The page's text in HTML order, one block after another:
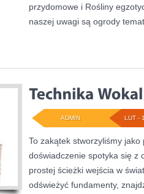
przydomowe i Rośliny
naszej uwagi są ogrody
LUT -
ADMIN
To zakątek stworzyliśmy
doświadczenie spotyka się z
prostej ścieżki wejścia w
odświeżyć fundamenty,